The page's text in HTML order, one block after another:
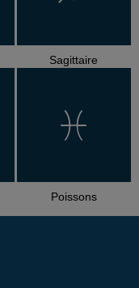
Sagittaire
Poissons